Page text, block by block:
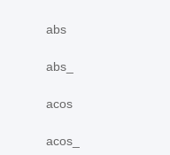
abs
abs_
acos
acos_